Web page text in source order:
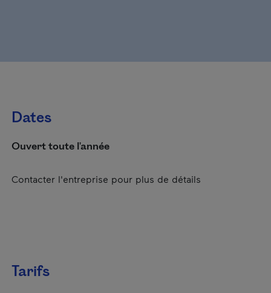
Dates
Ouvert toute l'année
Contacter l'entreprise pour plus de détails
Tarifs